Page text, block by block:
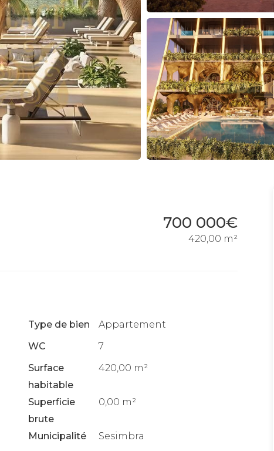
700 000€
420,00 m²
Type de bien
Appartement
WC
7
Surface
habitable
420,00 m²
Superficie
brute
0,00 m²
Municipalité
Sesimbra